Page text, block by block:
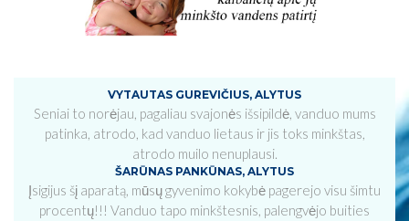
VYTAUTAS GUREVIČIUS, ALYTUS
Seniai to norėjau, pagaliau svajonės išsipildė, vanduo mums
patinka, atrodo, kad vanduo lietaus ir jis toks minkštas,
atrodo muilo nenuplausi.
ŠARŪNAS PANKŪNAS, ALYTUS
Įsigijus šį aparatą, mūsų gyvenimo kokybė pagerejo visu šimtu
procentų!!! Vanduo tapo minkštesnis, palengvėjo buities